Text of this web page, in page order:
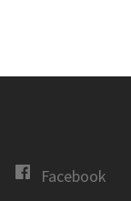
Facebook